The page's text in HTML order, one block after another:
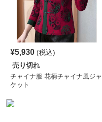
¥5,930 (税込)
売り切れ
チャイナ服 花柄チャイナ風ジャ
ケット